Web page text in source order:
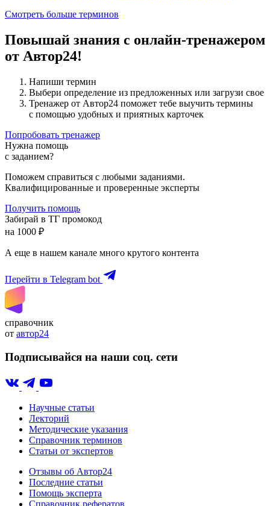
Смотреть больше терминов
Повышай знания с онлайн-тренажером
от Автор24!
Напиши термин
Выбери определение из предложенных или загрузи свое
Тренажер от Автор24 поможет тебе выучить термины
с помощью удобных и приятных карточек
Попробовать тренажер
Нужна помощь
с заданием?
Поможем справиться с любыми заданиями.
Квалифицированные и проверенные эксперты
Получить помощь
Забирай в ТГ промокод
на 1000 ₽
А еще в нашем канале много крутого контента
Перейти в Telegram bot
справочник
от автор24
Подписывайся на наши соц. сети
Научные статьи
Лекторий
Методические указания
Справочник терминов
Статьи от экспертов
Отзывы об Автор24
Последние статьи
Помощь эксперта
Справочник рефератов